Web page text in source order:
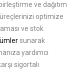
ve dağıtım
optimize
ve stok
sunarak
yardımcı
sigortalı